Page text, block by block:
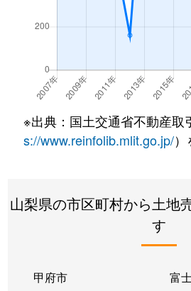
※出典：国土交通省不動産取
s://www.reinfolib.mlit.go.jp/）
山梨県の市区町村から土地
す
甲府市 富